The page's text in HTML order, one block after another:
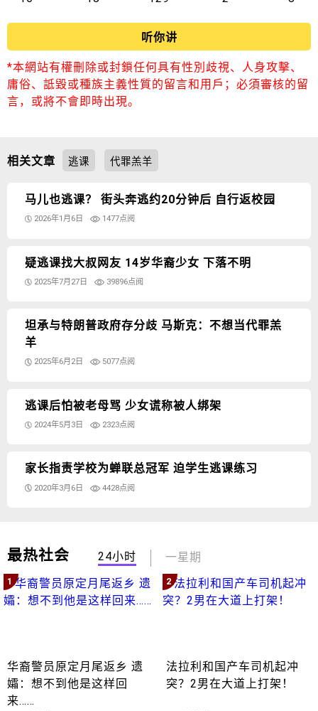
听你讲
*本網站有權刪除或封鎖任何具有性別歧視、人身攻擊、
庸俗、詆毀或種族主義性質的留言和用戶；必須審核的留
言，或將不會即時出現。
相关文章 逃课 代罪羔羊
马儿也逃课？ 街头奔逃约20分钟后 自行返校园
2026年1月6日 1477点阅
疑逃课找大叔网友 14岁华裔少女 下落不明
2025年7月27日 39896点阅
坦承与特朗普政府存分歧 马斯克：不想当代罪羔
羊
2025年6月2日 5077点阅
逃课后怕被老母骂 少女谎称被人绑架
2024年5月3日 2323点阅
家长指责学校为蝉联总冠军 迫学生逃课练习
2020年3月6日 4428点阅
最热社会 24小时 一星期
1
华裔警员原定月尾返乡 遗
孀：想不到他是这样回
来……
2
法拉利和国产车司机起冲
突？2男在大道上打架！